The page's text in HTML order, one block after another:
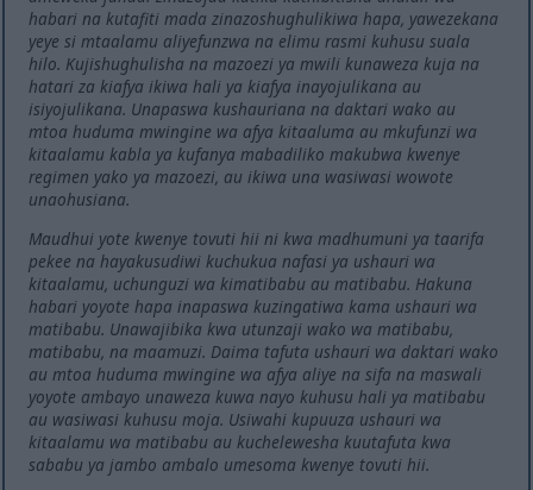
habari na kutafiti mada zinazoshughulikiwa hapa, yawezekana
yeye si mtaalamu aliyefunzwa na elimu rasmi kuhusu suala
hilo. Kujishughulisha na mazoezi ya mwili kunaweza kuja na
hatari za kiafya ikiwa hali ya kiafya inayojulikana au
isiyojulikana. Unapaswa kushauriana na daktari wako au
mtoa huduma mwingine wa afya kitaaluma au mkufunzi wa
kitaalamu kabla ya kufanya mabadiliko makubwa kwenye
regimen yako ya mazoezi, au ikiwa una wasiwasi wowote
unaohusiana.
Maudhui yote kwenye tovuti hii ni kwa madhumuni ya taarifa
pekee na hayakusudiwi kuchukua nafasi ya ushauri wa
kitaalamu, uchunguzi wa kimatibabu au matibabu. Hakuna
habari yoyote hapa inapaswa kuzingatiwa kama ushauri wa
matibabu. Unawajibika kwa utunzaji wako wa matibabu,
matibabu, na maamuzi. Daima tafuta ushauri wa daktari wako
au mtoa huduma mwingine wa afya aliye na sifa na maswali
yoyote ambayo unaweza kuwa nayo kuhusu hali ya matibabu
au wasiwasi kuhusu moja. Usiwahi kupuuza ushauri wa
kitaalamu wa matibabu au kuchelewesha kuutafuta kwa
sababu ya jambo ambalo umesoma kwenye tovuti hii.